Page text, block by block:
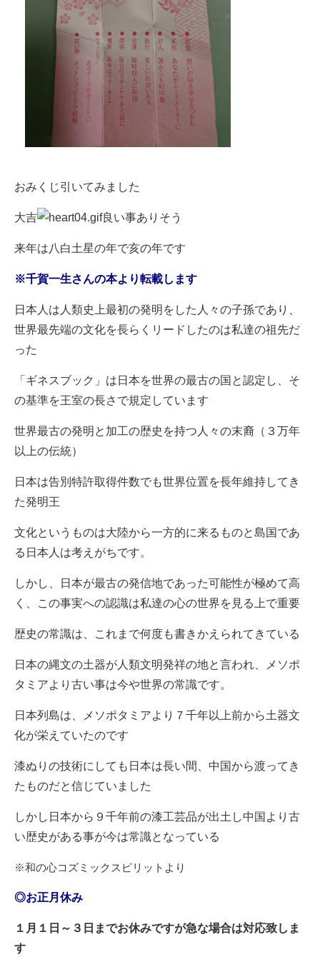
おみくじ引いてみました
大吉 良い事ありそう
来年は八白土星の年で亥の年です
※千賀一生さんの本より転載します
日本人は人類史上最初の発明をした人々の子孫であり、
世界最先端の文化を長らくリードしたのは私達の祖先だ
った
「ギネスブック」は日本を世界の最古の国と認定し、そ
の基準を王室の長さで規定しています
世界最古の発明と加工の歴史を持つ人々の末裔（３万年
以上の伝統）
日本は告別特許取得件数でも世界位置を長年維持してき
た発明王
文化というものは大陸から一方的に来るものと島国であ
る日本人は考えがちです。
しかし、日本が最古の発信地であった可能性が極めて高
く、この事実への認識は私達の心の世界を見る上で重要
歴史の常識は、これまで何度も書きかえられてきている
日本の縄文の土器が人類文明発祥の地と言われ、メソポ
タミアより古い事は今や世界の常識です。
日本列島は、メソポタミアより７千年以上前から土器文
化が栄えていたのです
漆ぬりの技術にしても日本は長い間、中国から渡ってき
たものだと信じていました
しかし日本から９千年前の漆工芸品が出土し中国より古
い歴史がある事が今は常識となっている
※和の心コズミックスピリットより
◎お正月休み
１月１日～３日までお休みですが急な場合は対応致しま
す